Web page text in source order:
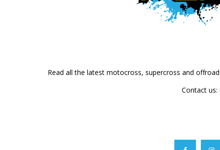
Read all the latest motocross, supercross and
Contact us: